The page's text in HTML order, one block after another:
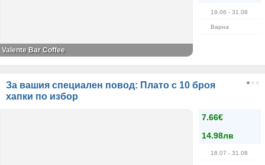
19.06 - 31.08
Варна
Valente Bar Coffee
За вашия специален повод: Плато с 10 броя
хапки по избор
7.66€
14.98лв
18.07 - 31.08